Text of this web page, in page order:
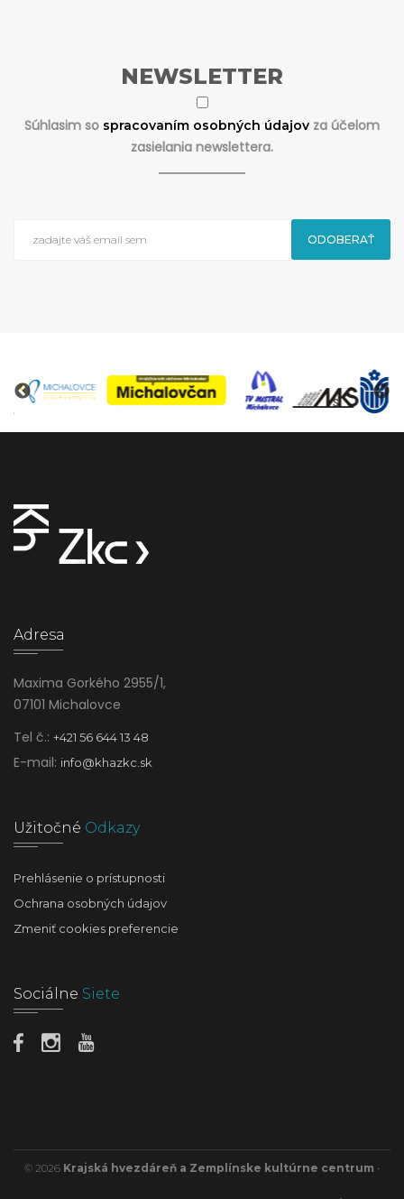
NEWSLETTER
Súhlasim so spracovaním osobných údajov za účelom
zasielania newslettera.
ODOBERAŤ
Adresa
Maxima Gorkého 2955/1,
07101 Michalovce
Tel č.: +421 56 644 13 48
E-mail: info@khazkc.sk
Užitočné Odkazy
Prehlásenie o prístupnosti
Ochrana osobných údajov
Zmeniť cookies preferencie
Sociálne Siete
© 2026 Krajská hvezdáreň a Zemplínske kultúrne centrum •